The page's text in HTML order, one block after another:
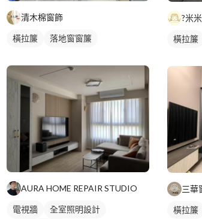
清木棉窗飾
橫拉簾 落地窗窗簾
AURA HOME REPAIR STUDIO
電視牆
全室照明設計
?米
橫拉簾
三華
橫拉簾